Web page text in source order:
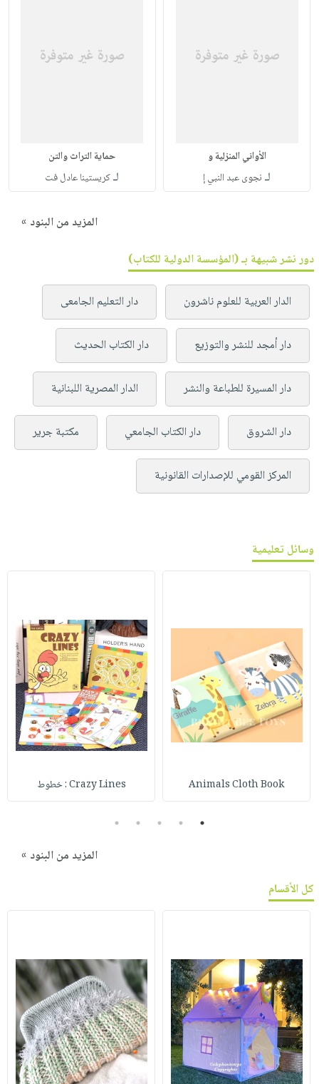
الأواني المنزلية و
لـ نجوى عبد النبي إ
حماية التراث والتن
لـكريستينا عادل فت
المزيد من البنود »
دور نشر شبيهة بـ (المؤسسة الدولية للكتاب)
الدار العربية للعلوم ناشرون دار التعليم الجامعى
دار أمجد للنشر والتوزيع دار الكتاب الحديث
دار المسيرة للطباعة والنشر الدار المصرية اللبنانية
دار الشروق دار الكتاب الجامعي مكتبة جرير
المركز القومي للإصدارات القانونية
وسائل تعليمية
Animals Cloth Book Crazy Lines : خطوط
1
2
3
4
5
المزيد من البنود »
كل الأقسام